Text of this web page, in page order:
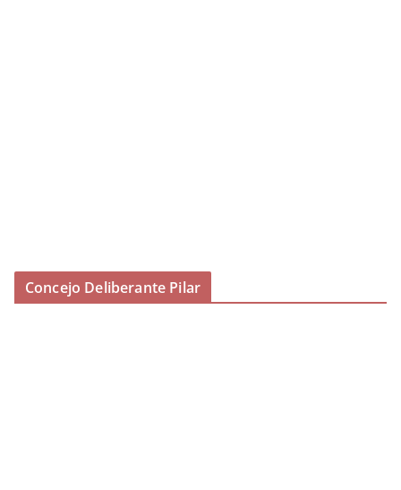
Concejo Deliberante Pilar